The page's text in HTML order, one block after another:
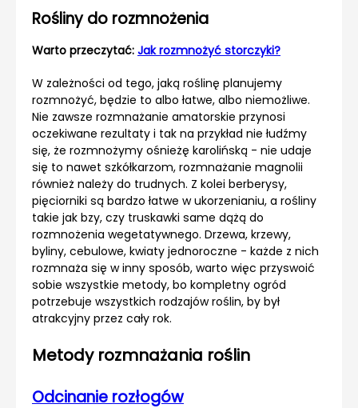
Rośliny do rozmnożenia
Warto przeczytać: Jak rozmnożyć storczyki?
W zależności od tego, jaką roślinę planujemy
rozmnożyć, będzie to albo łatwe, albo niemożliwe.
Nie zawsze rozmnażanie amatorskie przynosi
oczekiwane rezultaty i tak na przykład nie łudźmy
się, że rozmnożymy ośnieżę karolińską - nie udaje
się to nawet szkółkarzom, rozmnażanie magnolii
również należy do trudnych. Z kolei berberysy,
pięciorniki są bardzo łatwe w ukorzenianiu, a rośliny
takie jak bzy, czy truskawki same dążą do
rozmnożenia wegetatywnego. Drzewa, krzewy,
byliny, cebulowe, kwiaty jednoroczne - każde z nich
rozmnaża się w inny sposób, warto więc przyswoić
sobie wszystkie metody, bo kompletny ogród
potrzebuje wszystkich rodzajów roślin, by był
atrakcyjny przez cały rok.
Metody rozmnażania roślin
Odcinanie rozłogów